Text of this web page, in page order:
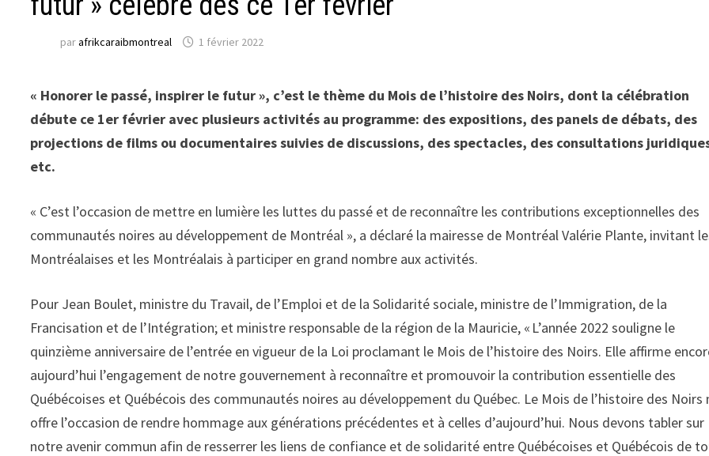
parafrikcaraibmontreal 1 février 2022
« Honorer le passé, inspirer le futur », c’est le thème du Mois de l’histoire des Noirs, dont la célébration
débute ce 1er février avec plusieurs activités au programme: des expositions, des panels de débats, des
projections de films ou documentaires suivies de discussions, des spectacles, des consultations
etc.
« C’est l’occasion de mettre en lumière les luttes du passé et de reconnaître les contributions exceptionnelles des
communautés noires au développement de Montréal », a déclaré la mairesse de Montréal Valérie Plante, invitant
Montréalaises et les Montréalais à participer en grand nombre aux activités.
Pour Jean Boulet, ministre du Travail, de l’Emploi et de la Solidarité sociale, ministre de l’Immigration, de la
Francisation et de l’Intégration; et ministre responsable de la région de la Mauricie, « L’année 2022 souligne le
quinzième anniversaire de l’entrée en vigueur de la Loi proclamant le Mois de l’histoire des Noirs. Elle affirme
aujourd’hui l’engagement de notre gouvernement à reconnaître et promouvoir la contribution essentielle des
Québécoises et Québécois des communautés noires au développement du Québec. Le Mois de l’histoire des Noirs
offre l’occasion de rendre hommage aux générations précédentes et à celles d’aujourd’hui. Nous devons tabler sur
notre avenir commun afin de resserrer les liens de confiance et de solidarité entre Québécoises et Québécois de